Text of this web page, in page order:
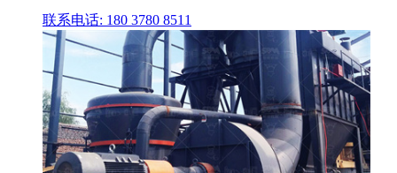
联系电话: 180 3780 8511